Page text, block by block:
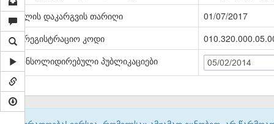
ძალის დაკარგვის თარიღი
01/07/2017
სარეგისტრაციო კოდი
კონსოლიდირებული პუბლიკაციები
05/02/2014